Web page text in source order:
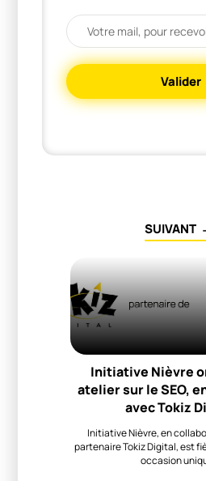
Valider
SUIVANT
Initiative Nièvre
atelier sur le SEO,
avec Tokiz
Initiative Nièvre, en
partenaire Tokiz Digital, est
occasion